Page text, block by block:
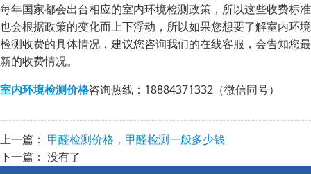
每年国家都会出台相应的室内环境检测政策，所以这些收费标准
也会根据政策的变化而上下浮动，所以如果您想要了解室内环境
检测收费的具体情况，建议您咨询我们的在线客服，会告知您最
新的收费情况。
室内环境检测价格咨询热线：18884371332（微信同号）
上一篇： 甲醛检测价格，甲醛检测一般多少钱
下一篇： 没有了